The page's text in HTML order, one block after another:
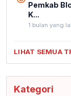
Pemkab
K...
1 bulan yang
LIHAT SEMUA
Kategori